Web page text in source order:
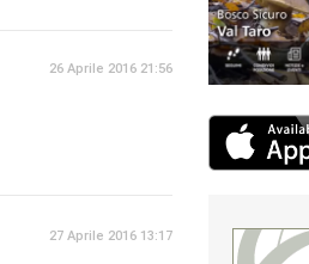
26 Aprile 2016 21:56
27 Aprile 2016 13:17